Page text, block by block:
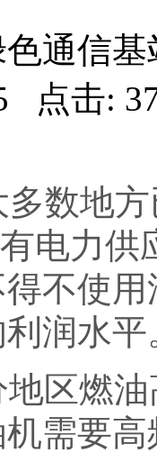
通信
点击:
多数地
电力供
不使
润水平
区燃油
需要